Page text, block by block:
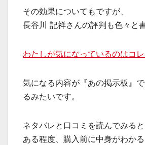
その効果についてもですが、
長谷川 記祥さんの評判も色々と
わたしが気になっているのはコレ
気になる内容が『あの掲示板』
るみたいです。
ネタバレと口コミを読んでみると
ある程度、購入前に中身がわかる